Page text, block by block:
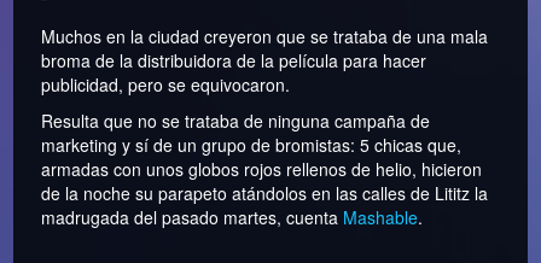
Muchos en la ciudad creyeron que se trataba de una mala
broma de la distribuidora de la película para hacer
publicidad, pero se equivocaron.
Resulta que no se trataba de ninguna campaña de
marketing y sí de un grupo de bromistas: 5 chicas que,
armadas con unos globos rojos rellenos de helio, hicieron
de la noche su parapeto atándolos en las calles de Lititz la
madrugada del pasado martes, cuenta Mashable.